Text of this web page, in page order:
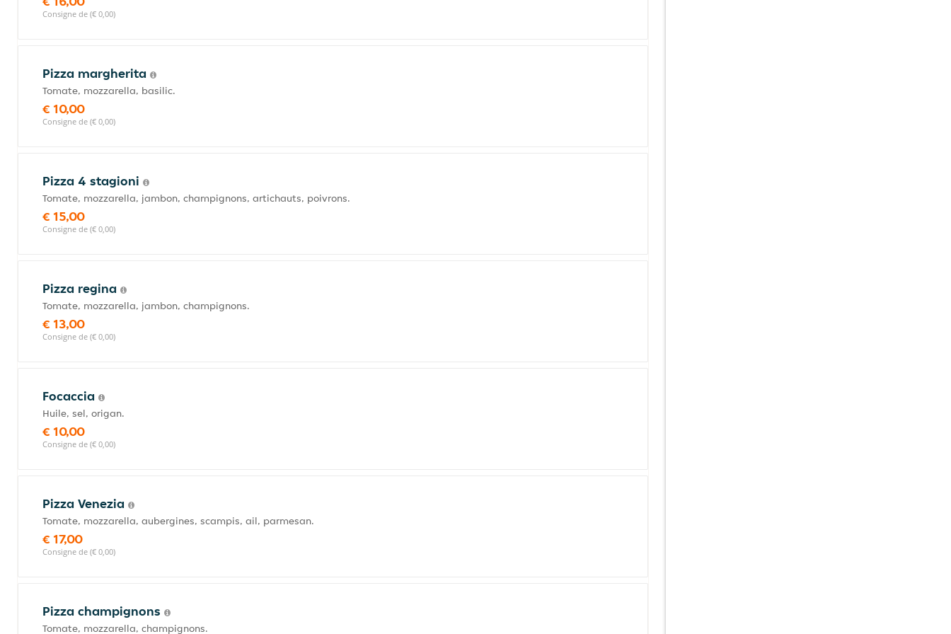
Consigne de (€ 0,00)
Pizza margherita
Tomate, mozzarella, basilic.
€ 10,00
Consigne de (€ 0,00)
Pizza 4 stagioni
Tomate, mozzarella, jambon, champignons, artichauts, poivrons.
€ 15,00
Consigne de (€ 0,00)
Pizza regina
Tomate, mozzarella, jambon, champignons.
€ 13,00
Consigne de (€ 0,00)
Focaccia
Huile, sel, origan.
€ 10,00
Consigne de (€ 0,00)
Pizza Venezia
Tomate, mozzarella, aubergines, scampis, ail, parmesan.
€ 17,00
Consigne de (€ 0,00)
Pizza champignons
Tomate, mozzarella, champignons.